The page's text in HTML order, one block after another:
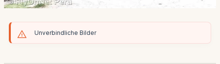
Unverbindliche Bilder